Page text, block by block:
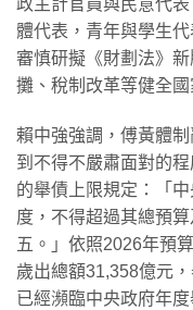
政主計官員與民意代
體代表，青年與學生
審慎研擬《財劃法》
攤、稅制改革等健全國
賴中強強調，傅黃體
到不得不嚴肅面對的
的舉債上限規定：「
度，不得超過其總預
五。」依照2026年預
歲出總額31,358億元
已經瀕臨中央政府年